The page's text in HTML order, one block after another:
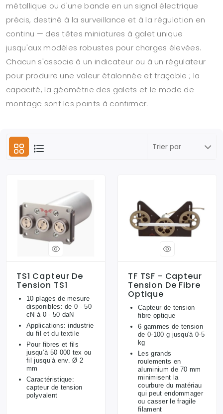
métallique ou d'une bande en un signal électrique
précis, destiné à la surveillance et à la régulation en
continu — des têtes miniatures à galet unique
jusqu'aux modèles robustes pour charges élevées.
Chacun s'associe à un indicateur ou à un régulateur
pour produire une valeur étalonnée et traçable ; la
capacité, la géométrie des galets et le mode de
montage sont les points à confirmer.
TS1 Capteur De
Tension TS1
10 plages de mesure
disponibles: de 0 - 50
cN à 0 - 50 daN
Applications: industrie
du fil et du textile
Pour fibres et fils
jusqu’à 50 000 tex ou
fil jusqu’à env. Ø 2
mm
Caractéristique:
capteur de tension
polyvalent
TF TSF - Capteur
Tension De Fibre
Optique
Capteur de tension
fibre optique
6 gammes de tension
de 0-100 g jusqu'à 0-5
kg
Les grands
roulements en
aluminium de 70 mm
minimisent la
courbure du matériau
qui peut endommager
ou casser le fragile
filament